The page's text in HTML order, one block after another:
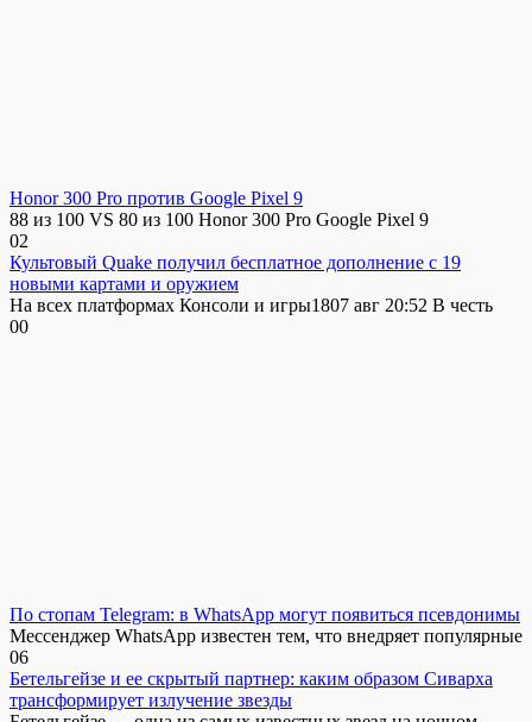
Honor 300 Pro против Google Pixel 9
88 из 100 VS 80 из 100 Honor 300 Pro Google Pixel 9
02
Культовый Quake получил бесплатное дополнение с 19
новыми картами и оружием
На всех платформах Консоли и игры1807 авг 20:52 В честь
00
По стопам Telegram: в WhatsApp могут появиться псевдонимы
Мессенджер WhatsApp известен тем, что внедряет популярные
06
Бетельгейзе и ее скрытый партнер: каким образом Сиварха
трансформирует излучение звезды